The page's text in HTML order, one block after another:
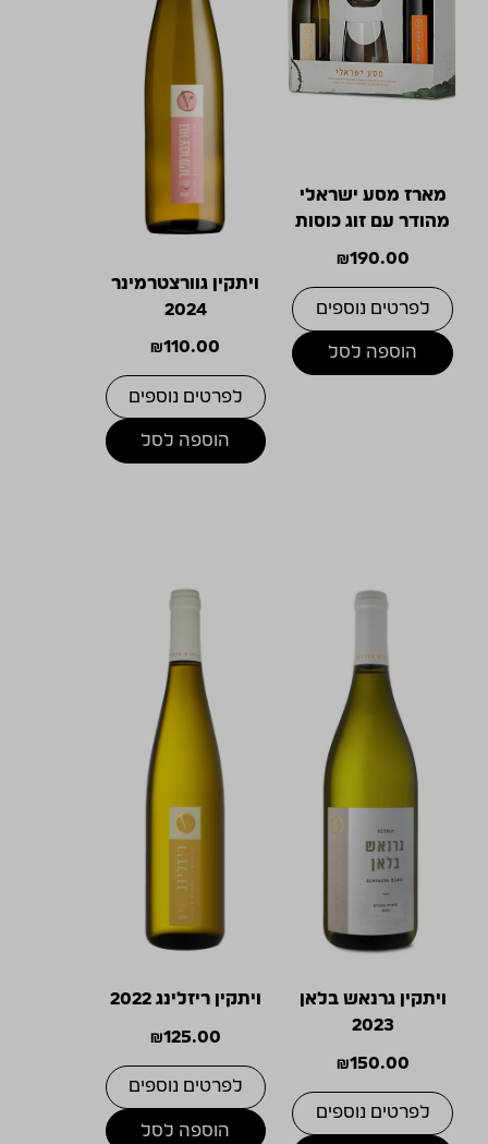
מארז מסע ישראלי
מהודר עם זוג כוסות
₪190.00
לפרטים נוספים
הוספה לסל
ויתקין גוורצטרמינר
2024
₪110.00
לפרטים נוספים
הוספה לסל
ויתקין גרנאש בלאן
2023
₪150.00
לפרטים נוספים
ויתקין ריזלינג 2022
₪125.00
לפרטים נוספים
הוספה לסל